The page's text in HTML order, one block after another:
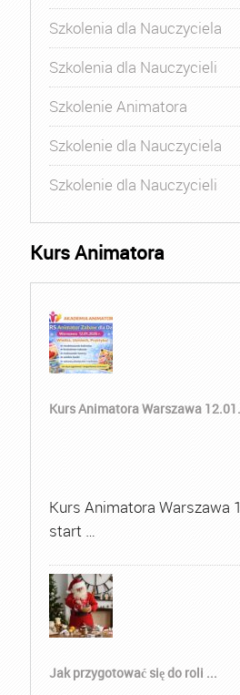
Szkolenia dla Nauczyciela
Szkolenia dla Nauczycieli
Szkolenie Animatora
Szkolenie dla Nauczyciela
Szkolenie dla Nauczycieli
Kurs Animatora
Kurs Animatora Warszawa
Kurs Animatora Warszawa
start …
Jak przygotować się do roli ...